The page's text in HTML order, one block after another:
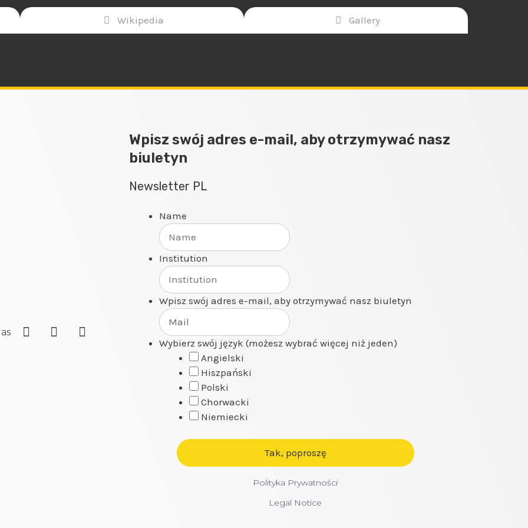
Wikipedia Gallery
Wpisz swój adres e-mail, aby otrzymywać nasz
biuletyn
Newsletter PL
Name
Institution
Wpisz swój adres e-mail, aby otrzymywać nasz biuletyn
Wybierz swój język (możesz wybrać więcej niż jeden)
Angielski
Hiszpański
Polski
Chorwacki
Niemiecki
Polityka Prywatności
Legal Notice